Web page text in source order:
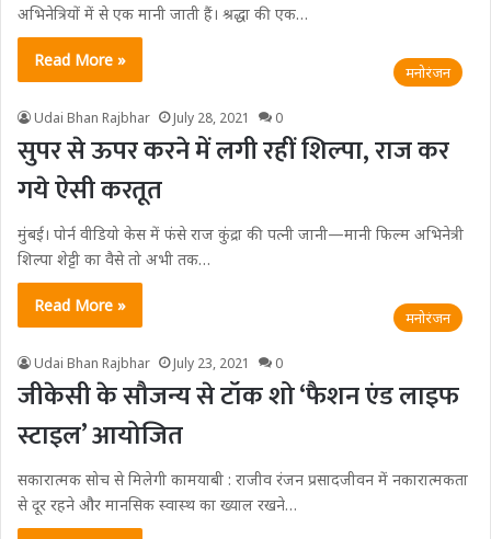
अभिनेत्रियों में से एक मानी जाती हैं। श्रद्धा की एक…
Read More »
मनोरंजन
Udai Bhan Rajbhar July 28, 2021 0
सुपर से ऊपर करने में लगी रहीं शिल्पा, राज कर
गये ऐसी करतूत
मुंबई। पोर्न वीडियो केस में फंसे राज कुंद्रा की पत्नी जानी—मानी फिल्म अभिनेत्री
शिल्पा शेट्टी का वैसे तो अभी तक…
Read More »
मनोरंजन
Udai Bhan Rajbhar July 23, 2021 0
जीकेसी के सौजन्य से टॉक शो ‘फैशन एंड लाइफ
स्टाइल’ आयोजित
सकारात्मक सोच से मिलेगी कामयाबी : राजीव रंजन प्रसादजीवन में नकारात्मकता
से दूर रहने और मानसिक स्वास्थ का ख्याल रखने…